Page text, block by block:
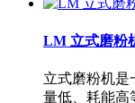
LM 立式磨粉
立式磨粉机是
量低、耗能高